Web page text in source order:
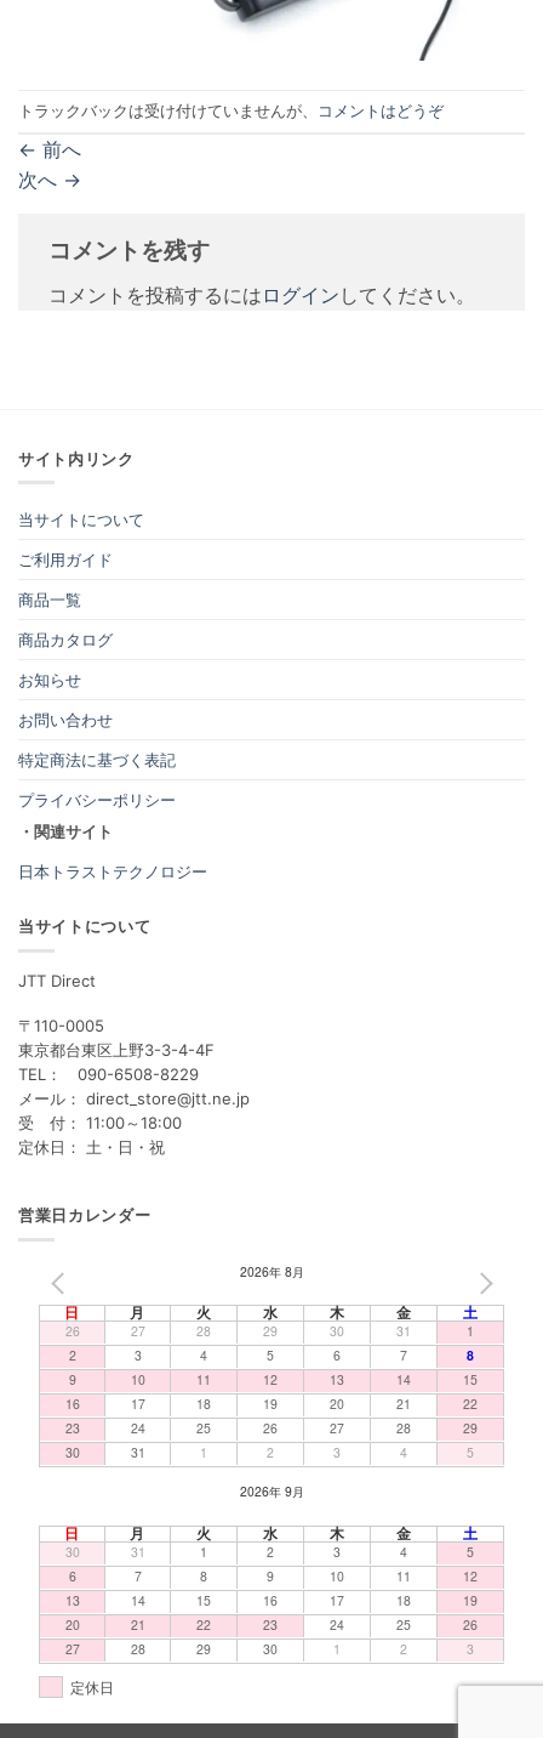
トラックバックは受け付けていませんが、 コメントはどうぞ
← 前へ
次へ →
コメントを残す
コメントを投稿するには ログイン してください。
サイト内リンク
当サイトについて
ご利用ガイド
商品一覧
商品カタログ
お知らせ
お問い合わせ
特定商法に基づく表記
プライバシーポリシー
・関連サイト
日本トラストテクノロジー
当サイトについて
JTT Direct
〒110-0005
東京都台東区上野3-3-4-4F
TEL： 090-6508-8229
メール： direct_store@jtt.ne.jp
受 付： 11:00～18:00
定休日： 土・日・祝
営業日カレンダー
2026年 8月
日 月 火 水 木 金 土
26 27 28 29 30 31
1
2
3 4 5 6 7
8
9
10 11 12 13 14
15
16
17 18 19 20 21
22
23
24 25 26 27 28
29
30
31 1 2 3 4 5
2026年 9月
日 月 火 水 木 金 土
30 31 1 2 3 4
5
6
7 8 9 10 11
12
13
14 15 16 17 18
19
20
21 22 23 24 25
26
27
28 29 30 1 2 3
定休日